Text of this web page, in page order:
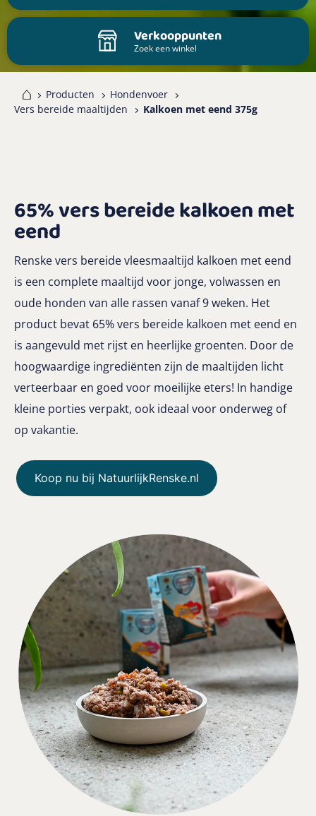
Verkooppunten
Zoek een winkel
Producten
Hondenvoer
Vers bereide maaltijden
Kalkoen met eend 375g
65% vers bereide kalkoen met
eend
Renske vers bereide vleesmaaltijd kalkoen met eend
is een complete maaltijd voor jonge, volwassen en
oude honden van alle rassen vanaf 9 weken. Het
product bevat 65% vers bereide kalkoen met eend en
is aangevuld met rijst en heerlijke groenten. Door de
hoogwaardige ingrediënten zijn de maaltijden licht
verteerbaar en goed voor moeilijke eters! In handige
kleine porties verpakt, ook ideaal voor onderweg of
op vakantie.
Koop nu bij NatuurlijkRenske.nl